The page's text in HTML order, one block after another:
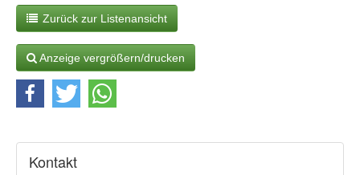
Zurück zur Listenansicht
Anzeige vergrößern/drucken
Kontakt